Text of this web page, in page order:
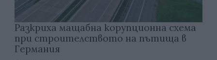
Разкриха мащабна корупционна схема
при строителството на пътища в
Германия